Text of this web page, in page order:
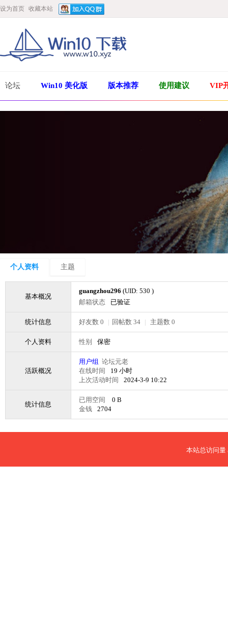
设为首页 收藏本站
论坛 Win10 美化版 版本推荐 使用建议 VIP
个人资料 主题
基本概况
guangzhou296 (UID: 530 )
邮箱状态
已验证
统计信息 好友数 0 | 回帖数 34 | 主题数 0
个人资料 性别 保密
活跃概况
用户组 论坛元老
在线时间
19 小时
上次活动时间
2024-3-9 10:22
统计信息
已用空间
0 B
金钱
2704
本站总访问量